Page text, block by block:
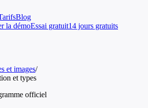
Blog
la démoEssai gratuit14 jours gratuits
et images/
et types
officiel